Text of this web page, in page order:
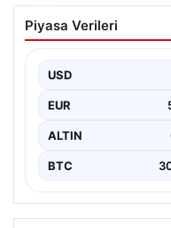
FETÖ’nün
teröristin ifadesi
Piyasa Verileri
USD
EUR
ALTIN
BTC